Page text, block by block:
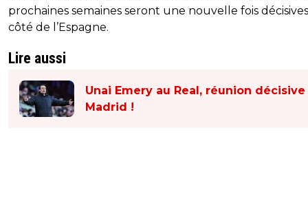
prochaines semaines seront une nouvelle fois
côté de l’Espagne.
Lire aussi
Unai Emery au Real, réunion décisive
Madrid !